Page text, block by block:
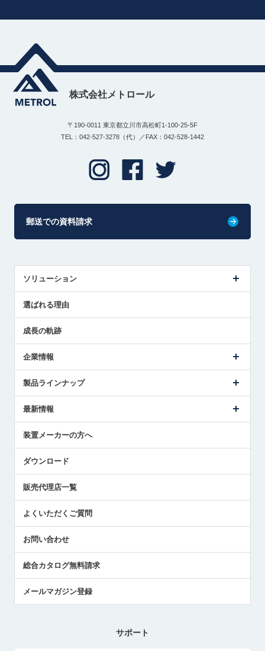
株式会社メトロール
〒190-0011 東京都立川市高松町1-100-25-5F
TEL：042-527-3278（代）／FAX：042-528-1442
郵送での資料請求
ソリューション
解決策提案
選ばれる理由
成長の軌跡
企業情報
ごあいさつ
受賞履歴
採用情報
国/地域/言語
製品ラインナップ
ツールセッタ製品
エアマイクロセンサ製品
最新情報
メトロールの技術
社員ブログ
中小企業のBCP地震対策
センサのテクニカルガイド
社長ブログ
装置メーカーの方へ
ダウンロード
販売代理店一覧
よくいただくご質問
お問い合わせ
総合カタログ無料請求
メールマガジン登録
サポート